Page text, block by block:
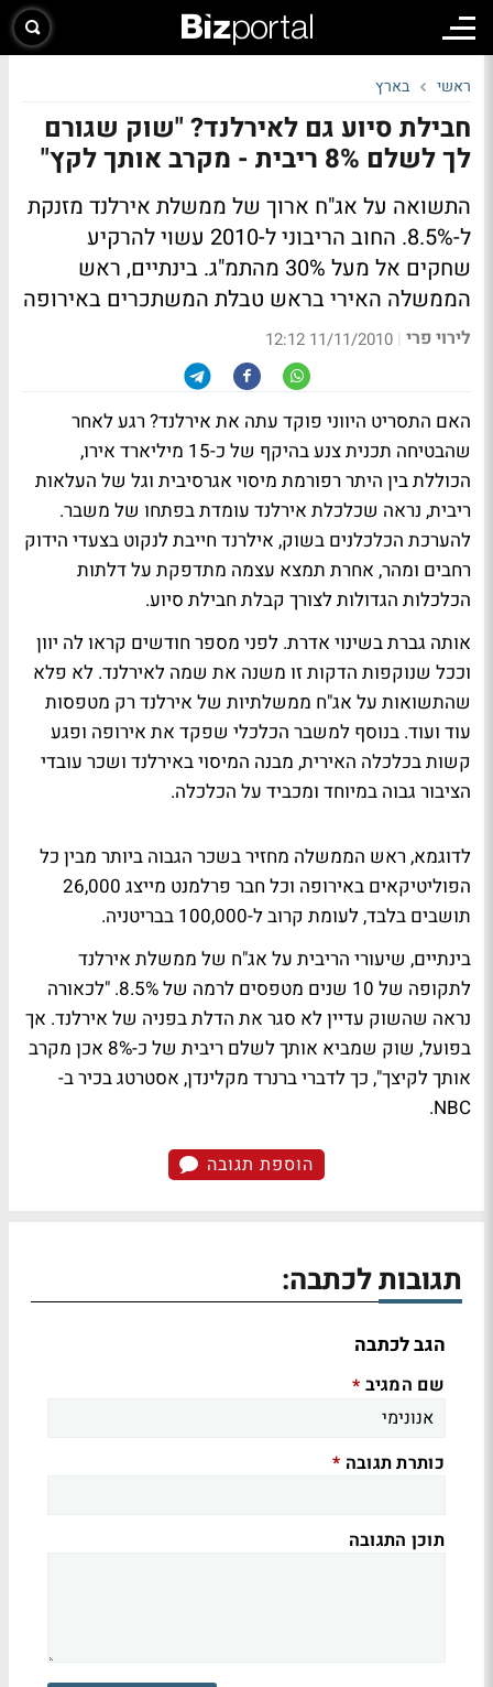
ראשי בארץ
חבילת סיוע גם לאירלנד? "שוק שגורם
לך לשלם 8% ריבית - מקרב אותך לקץ"
התשואה על אג"ח ארוך של ממשלת אירלנד מזנקת
ל-8.5%. החוב הריבוני ל-2010 עשוי להרקיע
שחקים אל מעל 30% מהתמ"ג. בינתיים, ראש
הממשלה האירי בראש טבלת המשתכרים באירופה
לירוי פרי |
11/11/2010 12:12
האם התסריט היווני פוקד עתה את אירלנד? רגע לאחר
שהבטיחה תכנית צנע בהיקף של כ-15 מיליארד אירו,
הכוללת בין היתר רפורמת מיסוי אגרסיבית וגל של העלאות
ריבית, נראה שכלכלת אירלנד עומדת בפתחו של משבר.
להערכת הכלכלנים בשוק, אילרנד חייבת לנקוט בצעדי הידוק
רחבים ומהר, אחרת תמצא עצמה מתדפקת על דלתות
הכלכלות הגדולות לצורך קבלת חבילת סיוע.
אותה גברת בשינוי אדרת. לפני מספר חודשים קראו לה יוון
וככל שנוקפות הדקות זו משנה את שמה לאירלנד. לא פלא
שהתשואות על אג"ח ממשלתיות של אירלנד רק מטפסות
עוד ועוד. בנוסף למשבר הכלכלי שפקד את אירופה ופגע
קשות בכלכלה האירית, מבנה המיסוי באירלנד ושכר עובדי
הציבור גבוה במיוחד ומכביד על הכלכלה.
לדוגמא, ראש הממשלה מחזיר בשכר הגבוה ביותר מבין כל
הפוליטיקאים באירופה וכל חבר פרלמנט מייצג 26,000
תושבים בלבד, לעומת קרוב ל-100,000 בבריטניה.
בינתיים, שיעורי הריבית על אג"ח של ממשלת אירלנד
לתקופה של 10 שנים מטפסים לרמה של 8.5%. "לכאורה
נראה שהשוק עדיין לא סגר את הדלת בפניה של אירלנד. אך
בפועל, שוק שמביא אותך לשלם ריבית של כ-8% אכן מקרב
אותך לקיצך", כך לדברי ברנרד מקלינדן, אסטרטג בכיר ב-
NBC.
הוספת תגובה
תגובות לכתבה:
הגב לכתבה
שם המגיב *
כותרת תגובה *
תוכן התגובה